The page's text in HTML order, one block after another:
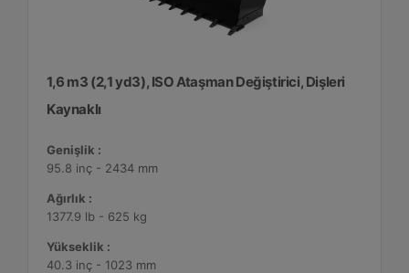
1,6 m3 (2,1 yd3), ISO Ataşman Değiştirici, Dişleri
Kaynaklı
Genişlik :
95.8 inç - 2434 mm
Ağırlık :
1377.9 lb - 625 kg
Yükseklik :
40.3 inç - 1023 mm